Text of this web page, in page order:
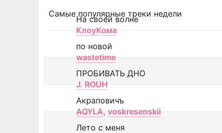
Самые популярные треки недели
На своей волне
КлоуКома
по новой
wastetime
ПРОБИВАТЬ ДНО
J. ROUH
Акраповичъ
AQYLA, voskresenskii
Лето с меня